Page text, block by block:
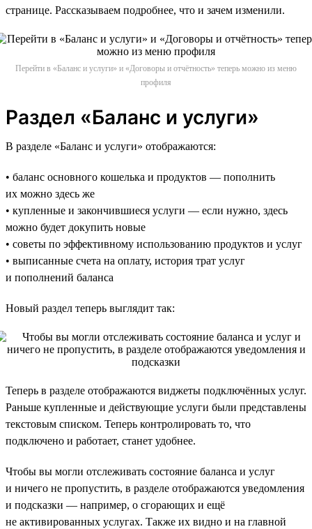
странице. Рассказываем подробнее, что и зачем изменили.
Перейти в «Баланс и услуги» и «Договоры и отчётность» теперь можно из меню
профиля
Раздел «Баланс и услуги»
В разделе «Баланс и услуги» отображаются:
• баланс основного кошелька и продуктов — пополнить
их можно здесь же
• купленные и закончившиеся услуги — если нужно, здесь
можно будет докупить новые
• советы по эффективному использованию продуктов и услуг
• выписанные счета на оплату, история трат услуг
и пополнений баланса
Новый раздел теперь выглядит так:
Теперь в разделе отображаются виджеты подключённых услуг.
Раньше купленные и действующие услуги были представлены
текстовым списком. Теперь контролировать то, что
подключено и работает, станет удобнее.
Чтобы вы могли отслеживать состояние баланса и услуг
и ничего не пропустить, в разделе отображаются уведомления
и подсказки — например, о сгорающих и ещё
не активированных услугах. Также их видно и на главной